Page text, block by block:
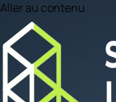
Aller au contenu